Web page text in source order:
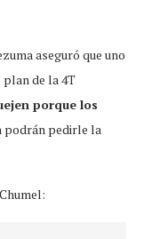
aseguró que uno
de la 4T
porque los
podrán pedirle la